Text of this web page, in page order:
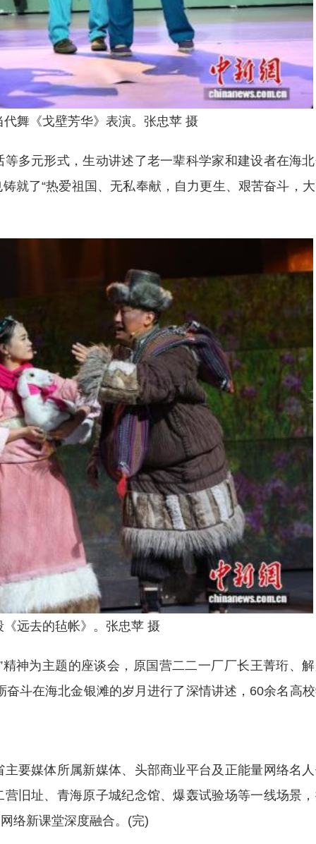
舞《戈壁芳华》表演。张忠苹 摄
元形式，生动讲述了老一辈科学家和建设者在海北
就了“热爱祖国、无私奉献，自力更生、艰苦奋斗，
远去的毡帐》。张忠苹 摄
为主题的座谈会，原国营二二一厂厂长王菁珩、解
斗在海北金银滩的岁月进行了深情讲述，60余名高
媒体所属新媒体、头部商业平台及正能量网络名人
旧址、青海原子城纪念馆、爆轰试验场等一线场景
络新课堂深度融合。(完)